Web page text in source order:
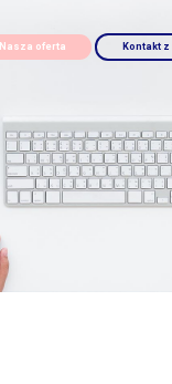
Nasza oferta Kontakt